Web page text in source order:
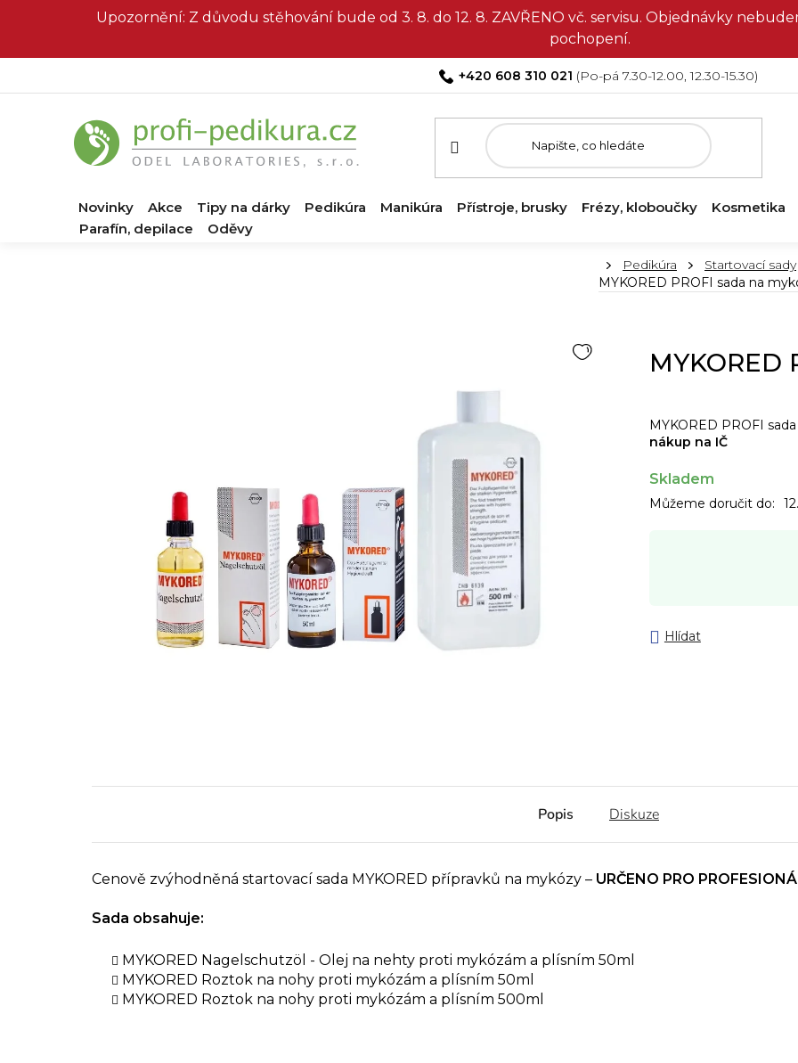
Upozornění: Z důvodu stěhování bude od 3. 8. do 12. 8. ZAVŘENO vč. servisu. Objednávky
pochopení.
+420 608 310 021
Novinky Akce Tipy na dárky Pedikúra Manikúra Přístroje, brusky Frézy, kloboučky Kosmetika
Parafín, depilace
Oděvy
DomůPedikúra Startovací sady
MYKORED PROFI sada na
MYKORED
MYKORED PROFI
nákup na IČ
Skladem
Můžeme doručit do:
Hlídat
Popis Diskuze
Cenově zvýhodněná startovací sada MYKORED přípravků na mykózy – URČENO PRO
Sada obsahuje:
MYKORED Nagelschutzöl - Olej na nehty proti mykózám a plísním 50ml
MYKORED Roztok na nohy proti mykózám a plísním 50ml
MYKORED Roztok na nohy proti mykózám a plísním 500ml